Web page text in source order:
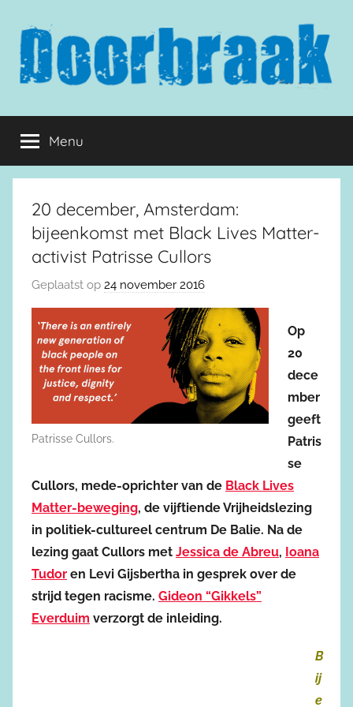
inhoud
springen
Doorbraak.eu
Menu
20 december, Amsterdam:
bijeenkomst met Black Lives Matter-
activist Patrisse Cullors
Geplaatst op 24 november 2016
Patrisse Cullors.
Op
20
dece
mber
geeft
Patris
se
Cullors, mede-oprichter van de Black Lives
Matter-beweging, de vijftiende Vrijheidslezing
in politiek-cultureel centrum De Balie. Na de
lezing gaat Cullors met Jessica de Abreu, Ioana
Tudor en Levi Gijsbertha in gesprek over de
strijd tegen racisme. Gideon “Gikkels”
Everduim verzorgt de inleiding.
B
ij
e